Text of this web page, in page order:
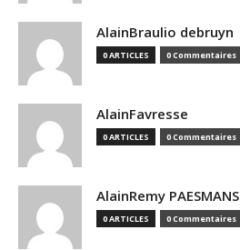
AlainBraulio debruyn
0 ARTICLES 0 Commentaires
AlainFavresse
0 ARTICLES 0 Commentaires
AlainRemy PAESMANS
0 ARTICLES 0 Commentaires